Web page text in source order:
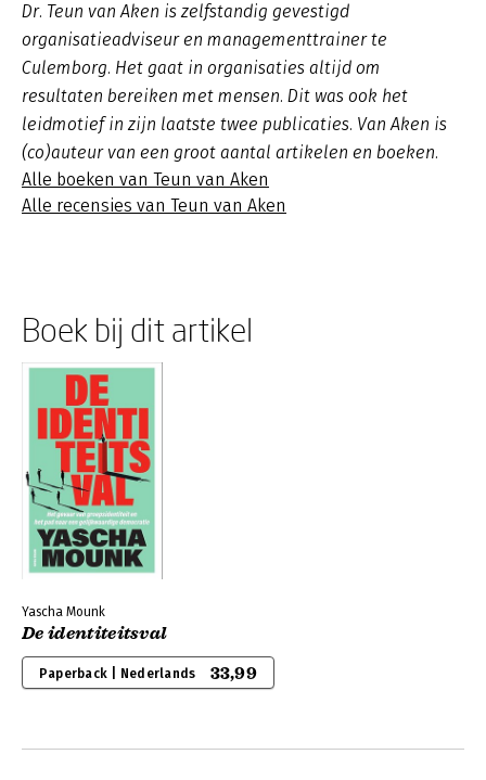
Dr. Teun van Aken is zelfstandig gevestigd
organisatieadviseur en managementtrainer te
Culemborg. Het gaat in organisaties altijd om
resultaten bereiken met mensen. Dit was ook het
leidmotief in zijn laatste twee publicaties. Van Aken is
(co)auteur van een groot aantal artikelen en boeken.
Alle boeken van Teun van Aken
Alle recensies van Teun van Aken
Boek bij dit artikel
Yascha Mounk
De identiteitsval
Paperback | Nederlands 33,99